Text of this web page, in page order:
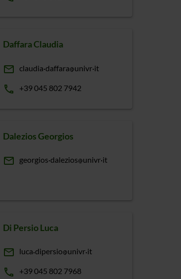
Daffara Claudia
email claudia daffara univr it
phone +39 045 802 7942
Dalezios Georgios
email georgios dalezios univr it
Di Persio Luca
email luca dipersio univr it
phone +39 045 802 7968